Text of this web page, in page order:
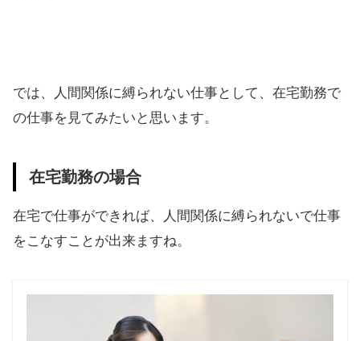
では、人間関係に縛られない仕事として、在宅勤務で
の仕事を見てみたいと思います。
在宅勤務の場合
在宅で仕事ができれば、人間関係に縛られないで仕事
をこなすことが出来ますね。